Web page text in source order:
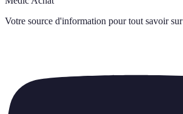
Votre source d'information pour tout savoir sur